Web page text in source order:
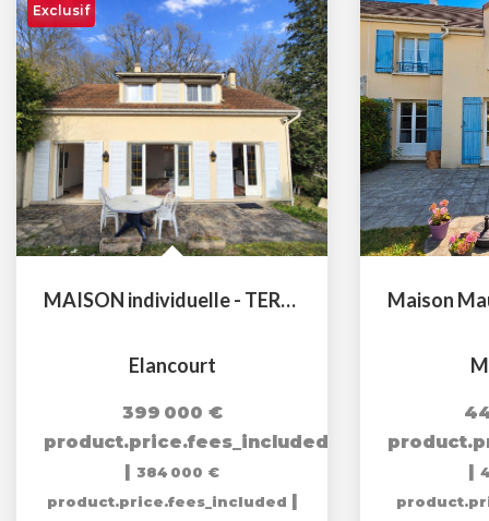
Exclusif
MAISON individuelle - TERRAIN de + 1000m² ELANCOURT village
Elancourt
399 000 €
product.price.fees_included
| 384 000 €
product.price.fees_included |
|